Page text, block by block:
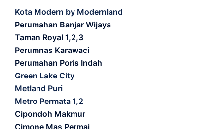
Kota Modern by Modernland
Perumahan Banjar Wijaya
Taman Royal 1,2,3
Perumnas Karawaci
Perumahan Poris Indah
Green Lake City
Metland Puri
Metro Permata 1,2
Cipondoh Makmur
Cimone Mas Permai